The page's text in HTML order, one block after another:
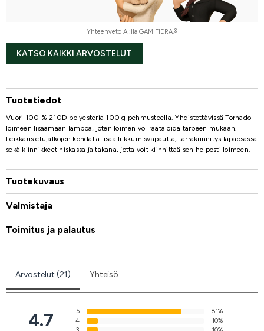
Yhteenveto AI:lla GAMIFIERA.®
KATSO KAIKKI ARVOSTELUT
Tuotetiedot
Vuori 100 % 210D polyesteriä 100 g pehmusteella. Yhdistettävissä Tornado-
loimeen lisäämään lämpöä, joten loimen voi räätälöidä tarpeen mukaan.
Leikkaus etujalkojen kohdalla lisää liikkumisvapautta, tarrakiinnitys lapaosassa
sekä kiinnikkeet niskassa ja takana, jotta voit kiinnittää sen helposti loimeen.
Tuotekuvaus
Valmistaja
Toimitus ja palautus
Arvostelut (21) Yhteisö
4.7 5
81%
4
10%